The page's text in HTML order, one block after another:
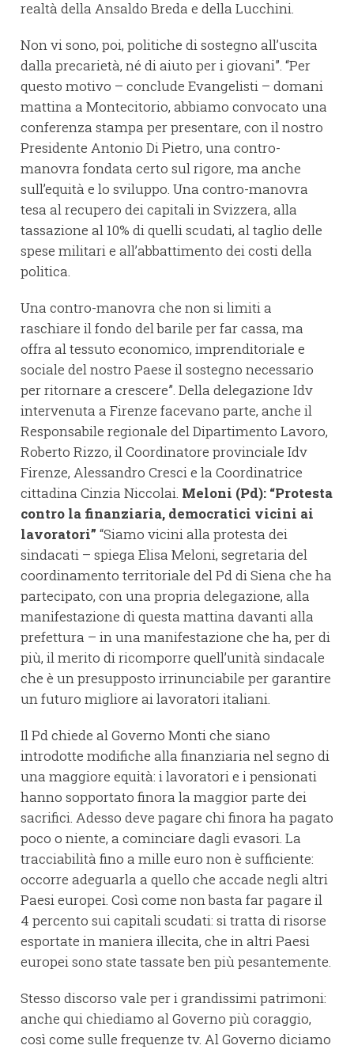
realtà della Ansaldo Breda e della Lucchini.
Non vi sono, poi, politiche di sostegno all’uscita
dalla precarietà, né di aiuto per i giovani”. “Per
questo motivo – conclude Evangelisti – domani
mattina a Montecitorio, abbiamo convocato una
conferenza stampa per presentare, con il nostro
Presidente Antonio Di Pietro, una contro-
manovra fondata certo sul rigore, ma anche
sull’equità e lo sviluppo. Una contro-manovra
tesa al recupero dei capitali in Svizzera, alla
tassazione al 10% di quelli scudati, al taglio delle
spese militari e all’abbattimento dei costi della
politica.
Una contro-manovra che non si limiti a
raschiare il fondo del barile per far cassa, ma
offra al tessuto economico, imprenditoriale e
sociale del nostro Paese il sostegno necessario
per ritornare a crescere”. Della delegazione Idv
intervenuta a Firenze facevano parte, anche il
Responsabile regionale del Dipartimento Lavoro,
Roberto Rizzo, il Coordinatore provinciale Idv
Firenze, Alessandro Cresci e la Coordinatrice
cittadina Cinzia Niccolai. Meloni (Pd): “Protesta
contro la finanziaria, democratici vicini ai
lavoratori” “Siamo vicini alla protesta dei
sindacati – spiega Elisa Meloni, segretaria del
coordinamento territoriale del Pd di Siena che ha
partecipato, con una propria delegazione, alla
manifestazione di questa mattina davanti alla
prefettura – in una manifestazione che ha, per di
più, il merito di ricomporre quell’unità sindacale
che è un presupposto irrinunciabile per garantire
un futuro migliore ai lavoratori italiani.
Il Pd chiede al Governo Monti che siano
introdotte modifiche alla finanziaria nel segno di
una maggiore equità: i lavoratori e i pensionati
hanno sopportato finora la maggior parte dei
sacrifici. Adesso deve pagare chi finora ha pagato
poco o niente, a cominciare dagli evasori. La
tracciabilità fino a mille euro non è sufficiente:
occorre adeguarla a quello che accade negli altri
Paesi europei. Così come non basta far pagare il
4 percento sui capitali scudati: si tratta di risorse
esportate in maniera illecita, che in altri Paesi
europei sono state tassate ben più pesantemente.
Stesso discorso vale per i grandissimi patrimoni:
anche qui chiediamo al Governo più coraggio,
così come sulle frequenze tv. Al Governo diciamo